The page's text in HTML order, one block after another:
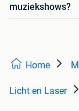
muziekshows?
Home
Licht en Laser